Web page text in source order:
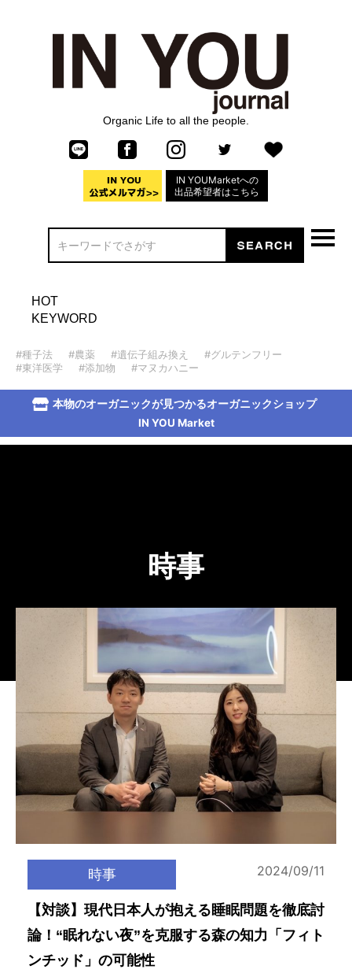
Organic Life to all the people.
IN YOUMarketへの
出品希望者はこちら
HOT
KEYWORD
#種子法 #農薬 #遺伝子組み換え
#グルテンフリー
#東洋医学
#添加物 #マヌカハニー
本物のオーガニックが見つかるオーガニックショップ
IN YOU Market
時事
時事 2024/09/11
【対談】現代日本人が抱える睡眠問題を徹底討
論！“眠れない夜”を克服する森の知力「フィト
ンチッド」の可能性